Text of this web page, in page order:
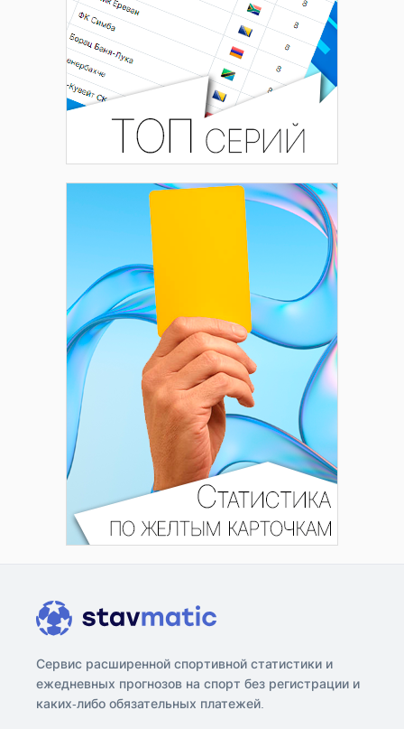
Сервис расширенной спортивной статистики и
ежедневных прогнозов на спорт без регистрации и
каких-либо обязательных платежей.